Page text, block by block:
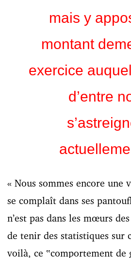
mais y
montant
exercice
d’entre
« Nous sommes encore
se complaît dans ses
n’est pas dans les mœurs
de tenir des statistiques sur
voilà, ce ‟comportement